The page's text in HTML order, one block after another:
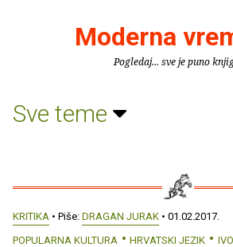
Moderna
Pogledaj... sve je puno
Sve teme
KRITIKA • Piše: DRAGAN JURAK • 01.02.2017.
POPULARNA KULTURA
HRVATSKI JEZIK